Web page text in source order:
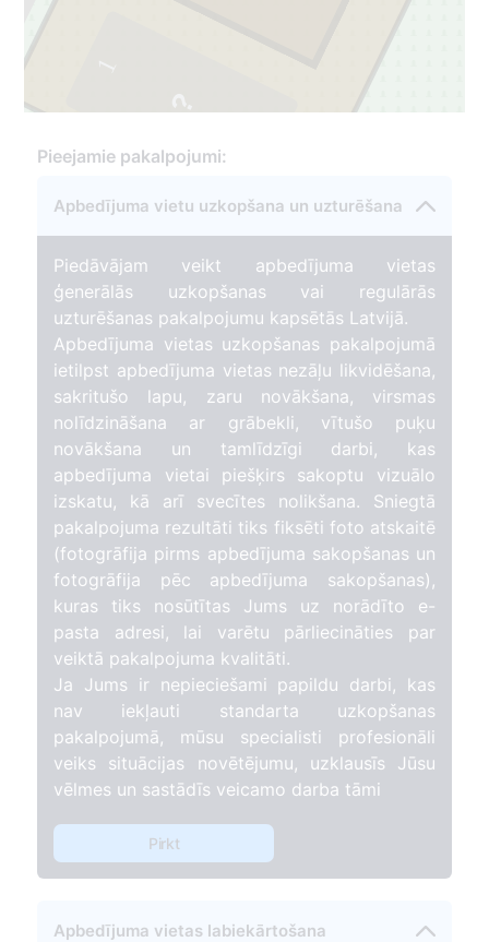
Pieejamie pakalpojumi:
Apbedījuma vietu uzkopšana un uzturēšana
Piedāvājam veikt apbedījuma vietas
ģenerālās uzkopšanas vai regulārās
uzturēšanas pakalpojumu kapsētās Latvijā.
Apbedījuma vietas uzkopšanas pakalpojumā
ietilpst apbedījuma vietas nezāļu likvidēšana,
sakritušo lapu, zaru novākšana, virsmas
nolīdzināšana ar grābekli, vītušo puķu
novākšana un tamlīdzīgi darbi, kas
apbedījuma vietai piešķirs sakoptu vizuālo
izskatu, kā arī svecītes nolikšana. Sniegtā
pakalpojuma rezultāti tiks fiksēti foto atskaitē
(fotogrāfija pirms apbedījuma sakopšanas un
fotogrāfija pēc apbedījuma sakopšanas),
kuras tiks nosūtītas Jums uz norādīto e-
pasta adresi, lai varētu pārliecināties par
veiktā pakalpojuma kvalitāti.
Ja Jums ir nepieciešami papildu darbi, kas
nav iekļauti standarta uzkopšanas
pakalpojumā, mūsu specialisti profesionāli
veiks situācijas novētējumu, uzklausīs Jūsu
vēlmes un sastādīs veicamo darba tāmi
Pirkt
Apbedījuma vietas labiekārtošana